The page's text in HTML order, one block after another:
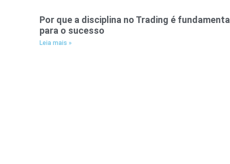
Por que a disciplina no Trading é fundamental
para o sucesso
Leia mais »